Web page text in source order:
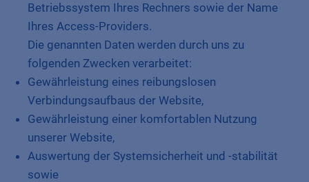
Betriebssystem Ihres Rechners sowie der Name
Ihres Access-Providers.
Die genannten Daten werden durch uns zu
folgenden Zwecken verarbeitet:
Gewährleistung eines reibungslosen
Verbindungsaufbaus der Website,
Gewährleistung einer komfortablen Nutzung
unserer Website,
Auswertung der Systemsicherheit und -stabilität
sowie